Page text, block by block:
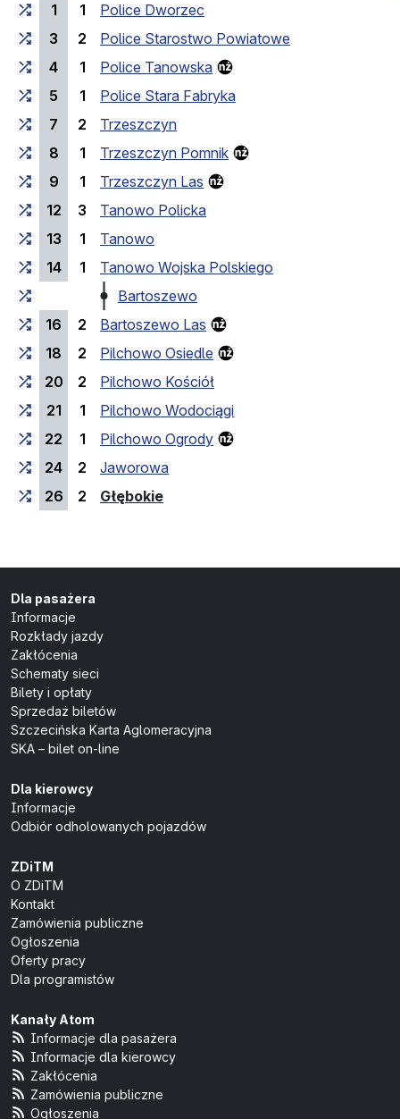
1
1
Police Dworzec
3
2
Police Starostwo Powiatowe
4
1
Police Tanowska
5
1
Police Stara Fabryka
7
2
Trzeszczyn
8
1
Trzeszczyn Pomnik
9
1
Trzeszczyn Las
12
3
Tanowo Policka
13
1
Tanowo
14
1
Tanowo Wojska Polskiego
Bartoszewo
16
2
Bartoszewo Las
18
2
Pilchowo Osiedle
20
2
Pilchowo Kościół
21
1
Pilchowo Wodociągi
22
1
Pilchowo Ogrody
24
2
Jaworowa
26
2 Głębokie(przystanek końcowy)
Dla pasażera
Informacje
Rozkłady jazdy
Zakłócenia
Schematy sieci
Bilety i opłaty
Sprzedaż biletów
Szczecińska Karta Aglomeracyjna
SKA – bilet on-line
Dla kierowcy
Informacje
Odbiór odholowanych pojazdów
ZDiTM
O ZDiTM
Kontakt
Zamówienia publiczne
Ogłoszenia
Oferty pracy
Dla programistów
Kanały Atom
Informacje dla pasażera
Informacje dla kierowcy
Zakłócenia
Zamówienia publiczne
Ogłoszenia